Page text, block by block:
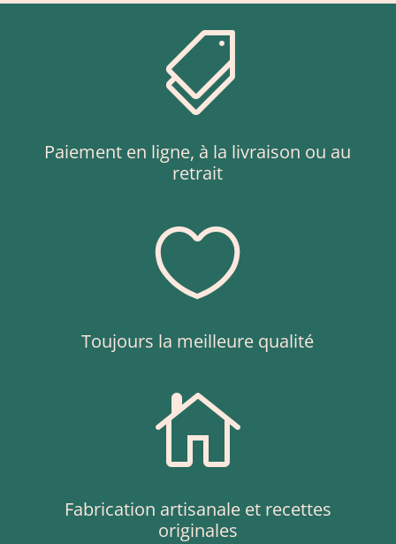

Paiement en ligne, à la livraison ou au
retrait

Toujours la meilleure qualité

Fabrication artisanale et recettes
originales